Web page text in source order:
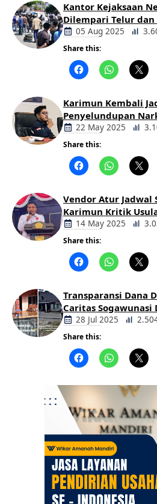
Kantor Kejaksaan
Dilempari Telur dan
Keluarga Korban
Keadilan
05 Aug 2025
Share this:
Karimun Kembali
Penyelundupan
Desak Pemkab dan
Tegas
22 May 2025
Share this:
Vendor Atur Jadwal
Karimun Kritik
14 May 2025
Share this:
Transparansi Dana
Caritas Sogawunasi
Bantuan untuk
28 Jul 2025
Share this: